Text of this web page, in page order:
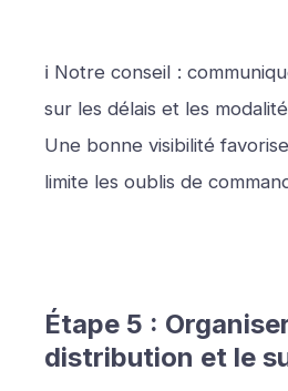
ℹ️ Notre conseiI :
sur les délais et les
Une bonne visibilité
limite les oublis de
Étape 5 :
distribution et le